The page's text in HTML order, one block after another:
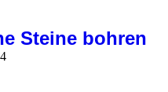
Steine bohren